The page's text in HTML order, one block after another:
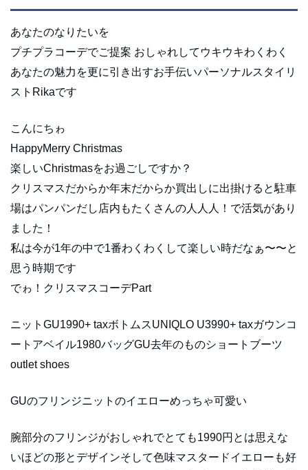
あなたのなりたいを
プチプラコーデでご提案 おしゃれしてウキウキわくわく
あなたの魅力を更に引き出すお手伝いパーソナルスタイリ
ストRikaです
こんにちゎ
HappyMerry Christmas
楽しいChristmasをお過ごしですか？
クリスマスだからか年末だからか買出しに出掛けると駐車
場はパンパンだし店内もたくさんの人人人！で活気があり
ました！
私は今が1年の中で1番わくわくして楽しい時だなぁ〜〜と
思う時期です
でゎ！クリスマスコーデPart
ニットGU1990+ taxボトムスUNIQLO U3990+ taxガウンコ
ートアベイル1980バッグGU去年のものショートブーツ
outlet shoes
GUのフリンジニットのイエローめっちゃ可愛い
腕部分のフリンジがおしゃれでとても1990円とは思えな
いほどの形とデザインそして色味マスタードイエローも好